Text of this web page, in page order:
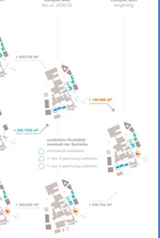
Leverkusen
erfolgreich!
mit Treibhaus
zum
„Gewerbequartier an
in
wurde mit dem 1. Preis